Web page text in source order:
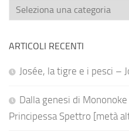
Categorie
ARTICOLI RECENTI
Josée, la tigre e i pesci –
Dalla genesi di
Principessa Spettro [metà